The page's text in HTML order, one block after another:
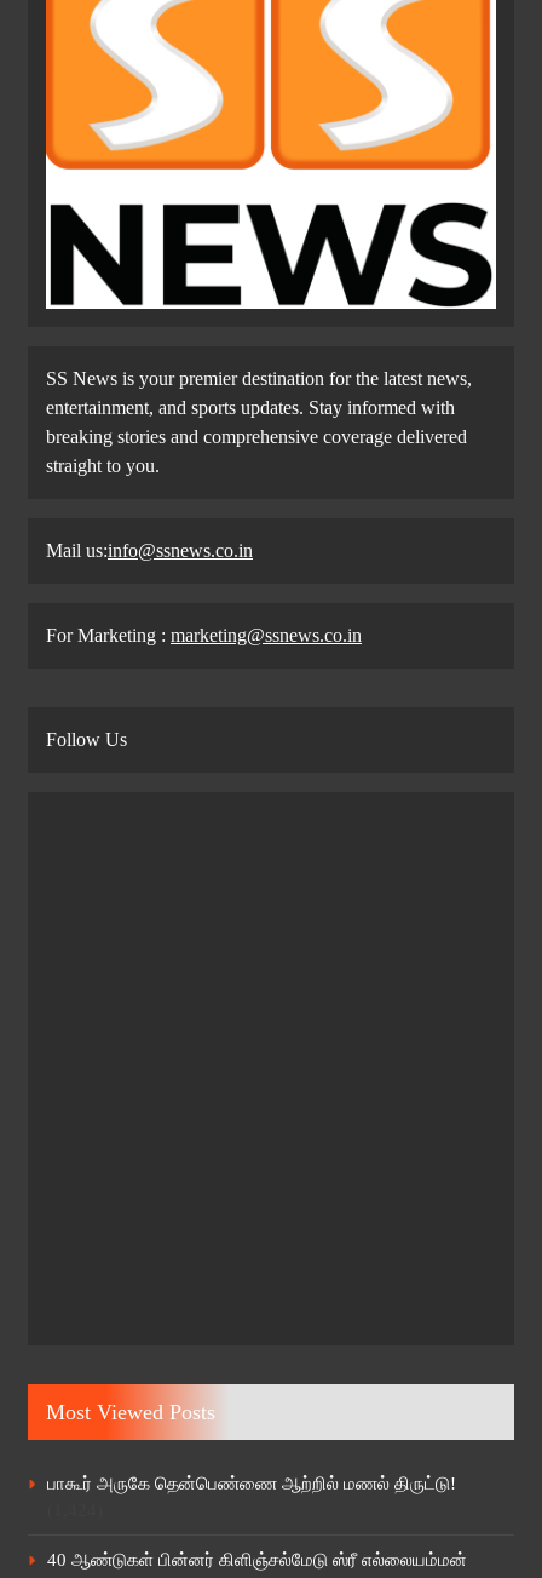
SS News is your premier destination for the latest news,
entertainment, and sports updates. Stay informed with
breaking stories and comprehensive coverage delivered
straight to you.
Mail us:info@ssnews.co.in
For Marketing : marketing@ssnews.co.in
Follow Us
Most Viewed Posts
பாகூர் அருகே தென்பெண்ணை ஆற்றில் மணல் திருட்டு!
40 ஆண்டுகள் பின்னர் கிளிஞ்சல்மேடு ஸ்ரீ எல்லையம்மன்